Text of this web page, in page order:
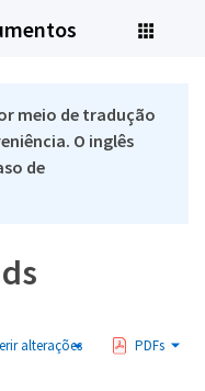
meio de tradução
O inglês
de
alterações PDFs